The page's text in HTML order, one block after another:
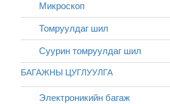
Микроскоп
Томруулдаг шил
Суурин томруулдаг шил
БАГАЖНЫ ЦУГЛУУЛГА
Электроникийн багаж